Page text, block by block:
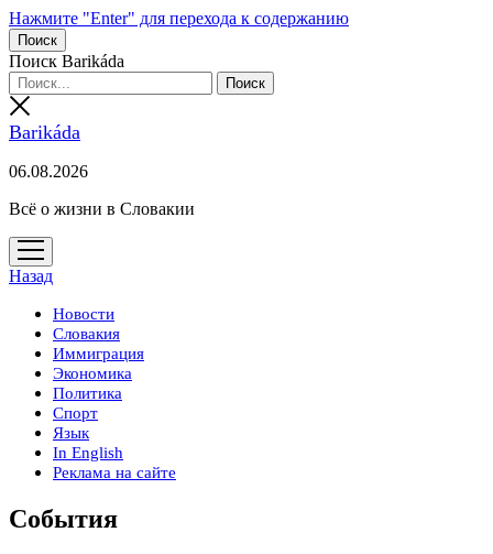
Нажмите "Enter" для перехода к содержанию
Поиск
Поиск Barikáda
Barikáda
06.08.2026
Всё о жизни в Словакии
открыть
меню
Назад
Новости
Словакия
Иммиграция
Экономика
Политика
Спорт
Язык
In English
Реклама на сайте
События